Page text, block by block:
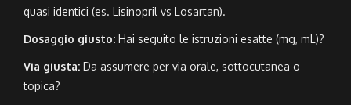
quasi identici (es. Lisinopril vs Losartan).
Dosaggio giusto: Hai seguito le istruzioni esatte (mg, mL)?
Via giusta: Da assumere per via orale, sottocutanea o
topica?